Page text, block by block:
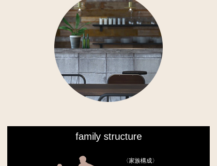
family structure
〈家族構成〉